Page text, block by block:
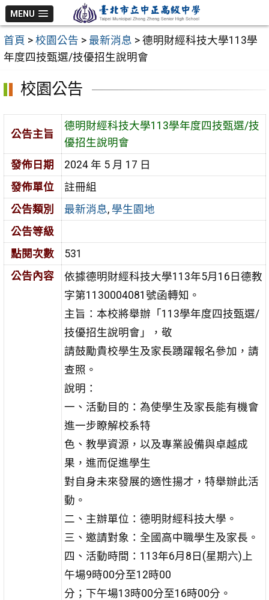
跳
至
主
要
MENU
首頁 > 校園公告 > 最新消息 > 德明財經科技大學113學
年度四技甄選/技優招生說明會
校園公告
公告主旨
德明財經科技大學113學年度四技甄選/技
優招生說明會
發佈日期
2024 年 5 月 17 日
發佈單位
註冊組
公告類別
最新消息, 學生園地
公告等級
點閱次數
531
公告內容
依據德明財經科技大學113年5月16日德教
字第1130004081號函轉知。
主旨：本校將舉辦「113學年度四技甄選/
技優招生說明會」，敬
請鼓勵貴校學生及家長踴躍報名參加，請
查照。
說明：
一、活動目的：為使學生及家長能有機會
進一步瞭解校系特
色、教學資源，以及專業設備與卓越成
果，進而促進學生
對自身未來發展的適性揚才，特舉辦此活
動。
二、主辦單位：德明財經科技大學。
三、邀請對象：全國高中職學生及家長。
四、活動時間：113年6月8日(星期六)上
午場9時00分至12時00
分；下午場13時00分至16時00分。